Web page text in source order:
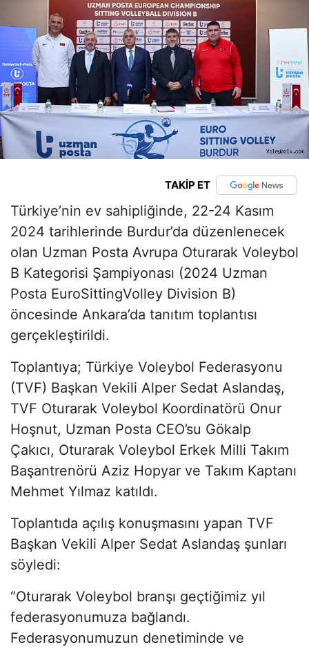
TAKİP ET
Türkiye’nin ev sahipliğinde, 22-24 Kasım
2024 tarihlerinde Burdur’da düzenlenecek
olan Uzman Posta Avrupa Oturarak Voleybol
B Kategorisi Şampiyonası (2024 Uzman
Posta EuroSittingVolley Division B)
öncesinde Ankara’da tanıtım toplantısı
gerçekleştirildi.
Toplantıya; Türkiye Voleybol Federasyonu
(TVF) Başkan Vekili Alper Sedat Aslandaş,
TVF Oturarak Voleybol Koordinatörü Onur
Hoşnut, Uzman Posta CEO’su Gökalp
Çakıcı, Oturarak Voleybol Erkek Milli Takım
Başantrenörü Aziz Hopyar ve Takım Kaptanı
Mehmet Yılmaz katıldı.
Toplantıda açılış konuşmasını yapan TVF
Başkan Vekili Alper Sedat Aslandaş şunları
söyledi:
“Oturarak Voleybol branşı geçtiğimiz yıl
federasyonumuza bağlandı.
Federasyonumuzun denetiminde ve